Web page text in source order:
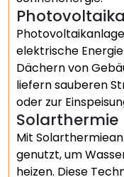
elektrische
Dächern von
liefern sauberen
oder zur
Solarthermie
Mit
genutzt, um
heizen. Diese